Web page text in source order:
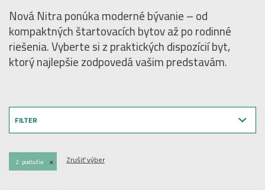
Nová Nitra ponúka moderné bývanie – od
kompaktných štartovacích bytov až po rodinné
riešenia. Vyberte si z praktických dispozícií byt,
ktorý najlepšie zodpovedá vašim predstavám.
FILTER
2. podlažie + Zrušiť výber